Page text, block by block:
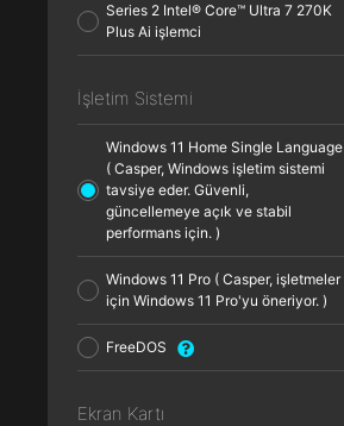
Series 2 Intel® Core™ Ultra 7 270K
Plus Ai işlemci
İşletim Sistemi
Windows 11 Home Single Language
( Casper, Windows işletim sistemi
tavsiye eder. Güvenli,
güncellemeye açık ve stabil
performans için. )
Windows 11 Pro ( Casper, işletmeler
için Windows 11 Pro'yu öneriyor. )
FreeDOS
Ekran Kartı